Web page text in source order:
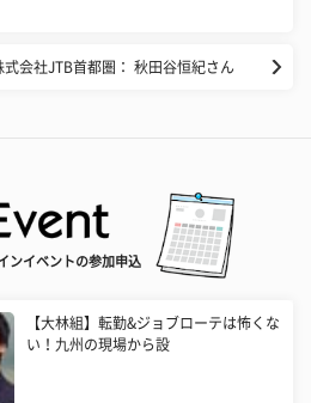
式会社JTB首都圏： 秋田谷恒紀さん
ンイベントの参加申込
【大林組】転勤&ジョブローテは怖くな
い！九州の現場から設